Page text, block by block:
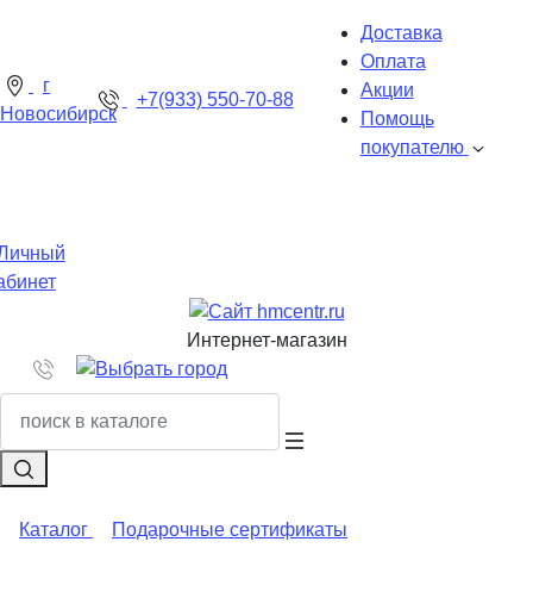
г
Новосибирск
+7(933) 550-70-88
Доставка
Оплата
Акции
Помощь
покупателю
Интернет-магазин
Каталог Подарочные сертификаты